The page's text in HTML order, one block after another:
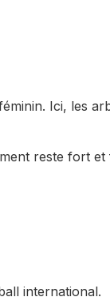
Ici, les
reste fort
international.